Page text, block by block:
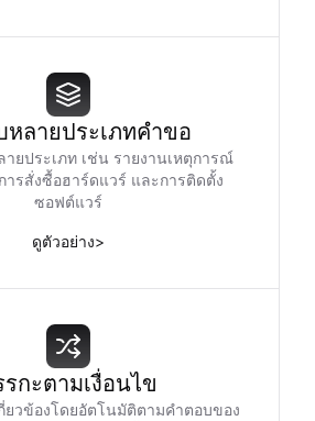
หลายประเภทคำขอ
ายประเภท เช่น รายงานเหตุการณ์
ารสั่งซื้อฮาร์ดแวร์ และการติดตั้ง
ซอฟต์แวร์
ดูตัวอย่าง>
รกะตามเงื่อนไข
ยวข้องโดยอัตโนมัติตามคำตอบของ